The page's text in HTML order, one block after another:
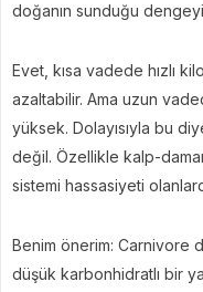
doğanın sunduğu
Evet, kısa vadede hızlı
azaltabilir. Ama uzun
yüksek. Dolayısıyla bu
değil. Özellikle kalp-
sistemi hassasiyeti
Benim önerim: Carnivore
düşük karbonhidratlı bir